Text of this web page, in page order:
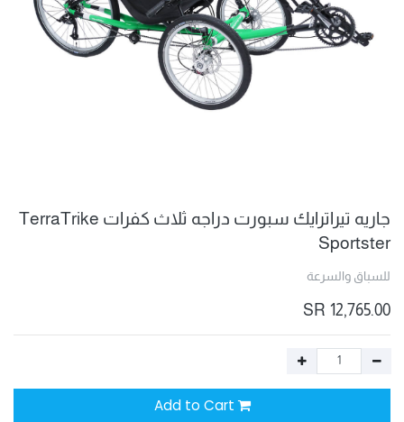
جاريه تيراترايك سبورت دراجه ثلاث كفرات TerraTrike
Sportster
للسباق والسرعة
12,765.00
Add to Cart